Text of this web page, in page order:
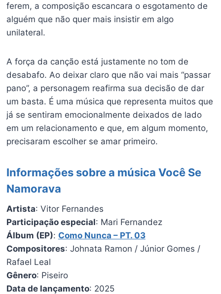
ferem, a composição escancara o esgotamento de
alguém que não quer mais insistir em algo
unilateral.
A força da canção está justamente no tom de
desabafo. Ao deixar claro que não vai mais “passar
pano”, a personagem reafirma sua decisão de dar
um basta. É uma música que representa muitos que
já se sentiram emocionalmente deixados de lado
em um relacionamento e que, em algum momento,
precisaram escolher se amar primeiro.
Informações sobre a música Você Se
Namorava
Artista: Vitor Fernandes
Participação especial: Mari Fernandez
Álbum (EP): Como Nunca – PT. 03
Compositores: Johnata Ramon / Júnior Gomes /
Rafael Leal
Gênero: Piseiro
Data de lançamento: 2025